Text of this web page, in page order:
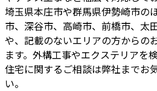
埼玉県本庄市や群馬県伊勢崎市の
市、深谷市、高崎市、前橋市、太
や、記載のないエリアの方からの
ます。外構工事やエクステリアを
住宅に関するご相談は弊社までお
い。